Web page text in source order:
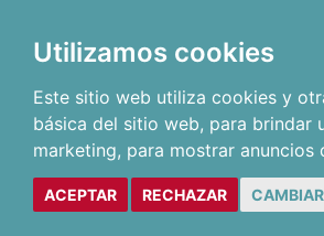
Utilizamos cookies
Este sitio web utiliza cookies y
básica del sitio web, para brindar
marketing, para mostrar anuncios
ACEPTAR RECHAZAR